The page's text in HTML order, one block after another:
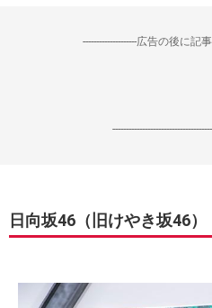
--------------------広告の後に記
日向坂46（旧けやき坂46）